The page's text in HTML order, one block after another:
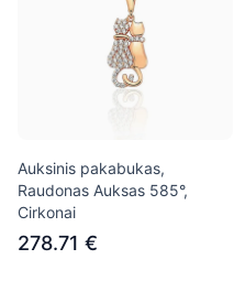
Auksinis pakabukas,
Raudonas Auksas 585°,
Cirkonai
278.71 €